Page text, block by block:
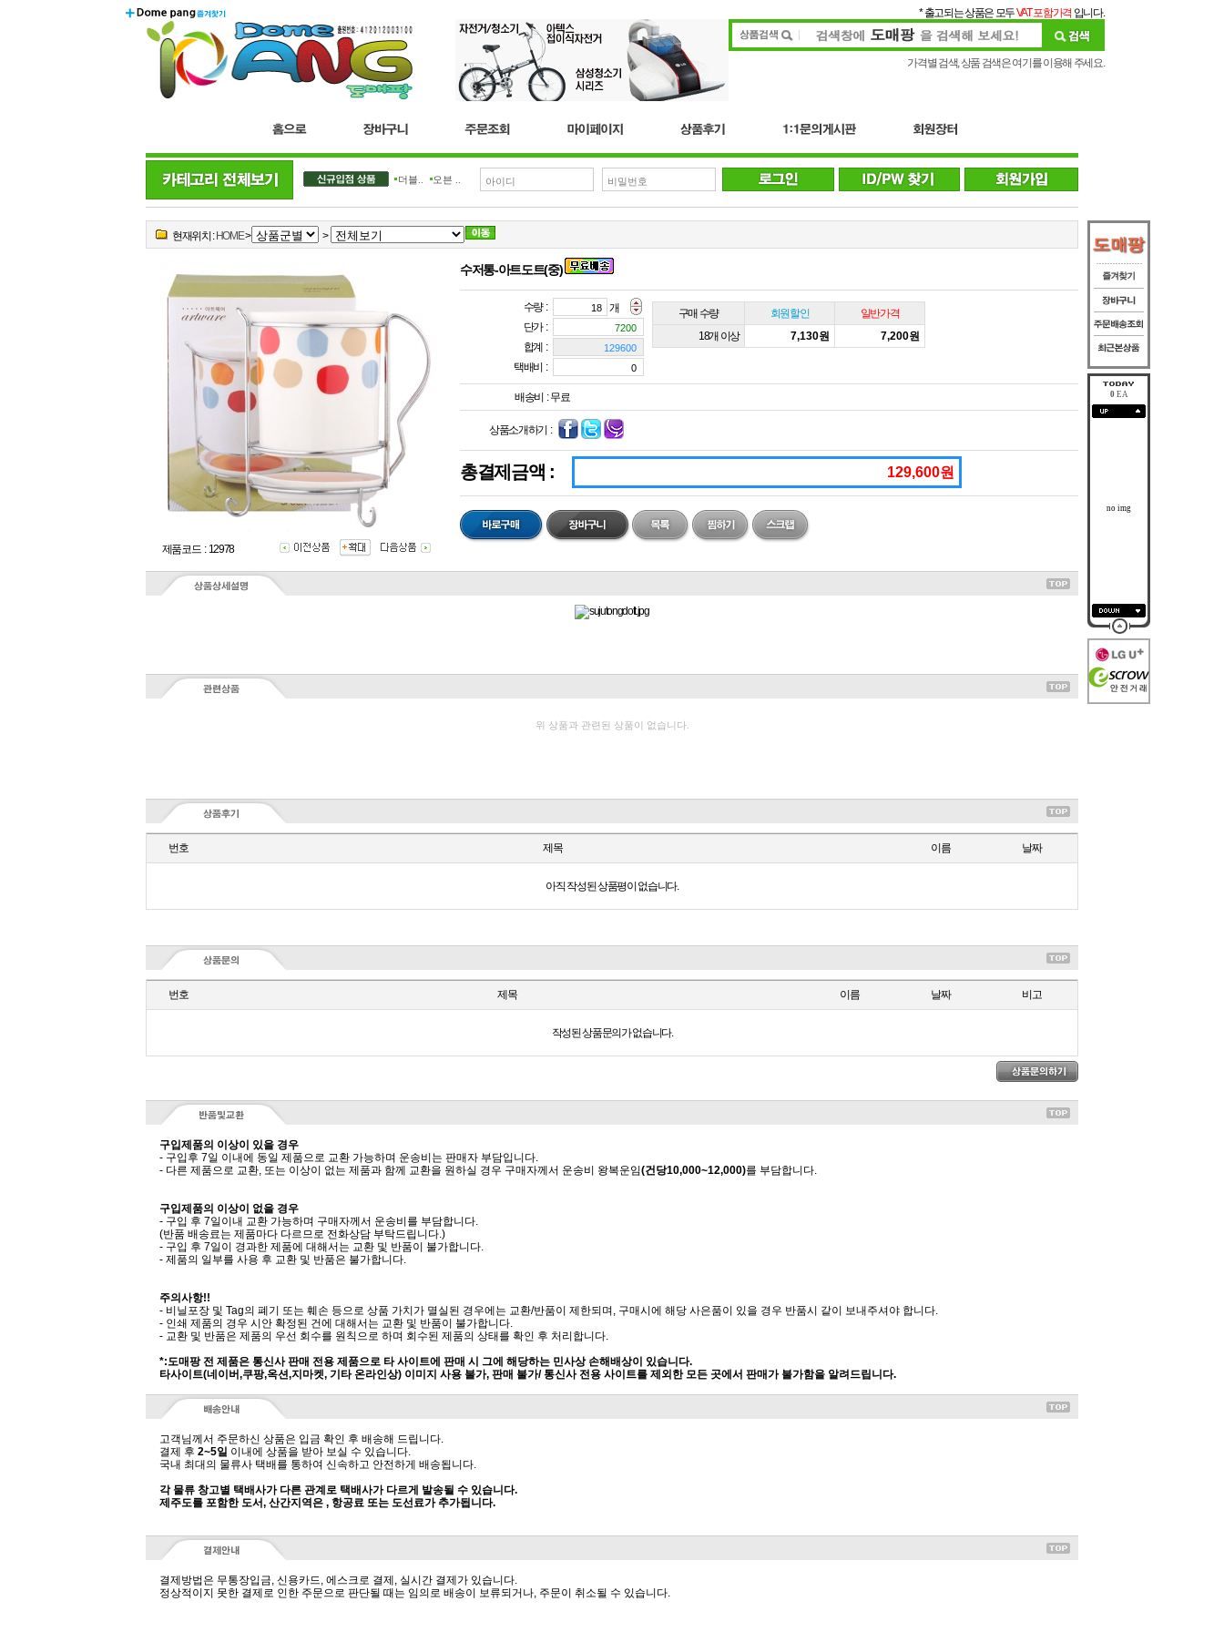
* 출고되는 상품은 모두VAT 포함가격 입니다.
가격별 검색, 상품 검색은 여기를 이용해 주세요.
더블.. 오븐 ..
현재위치 : HOME> >
제품코드 : 12978
수저통-아트도트(중)
수량 :
개
단가 :
합계 :
택배비 :
구매 수량 회원할인
일반가격
18개 이상
7,130원 7,200원
배송비 : 무료
상품소개하기 :
총결제금액 : 129,600원
위 상품과 관련된 상품이 없습니다.
번호 제목 이름 날짜
아직 작성된 상품평이 없습니다.
번호 제목 이름 날짜 비고
작성된 상품문의가 없습니다.
구입제품의 이상이 있을 경우
- 구입후 7일 이내에 동일 제품으로 교환 가능하며 운송비는 판매자 부담입니다.
- 다른 제품으로 교환, 또는 이상이 없는 제품과 함께 교환을 원하실 경우 구매자께서 운송비 왕복운임(건당10,000~12,000)를 부담합니다.
구입제품의 이상이 없을 경우
- 구입 후 7일이내 교환 가능하며 구매자께서 운송비를 부담합니다.
(반품 배송료는 제품마다 다르므로 전화상담 부탁드립니다.)
- 구입 후 7일이 경과한 제품에 대해서는 교환 및 반품이 불가합니다.
- 제품의 일부를 사용 후 교환 및 반품은 불가합니다.
주의사항!!
- 비닐포장 및 Tag의 폐기 또는 훼손 등으로 상품 가치가 멸실된 경우에는 교환/반품이 제한되며, 구매시에 해당 사은품이 있을 경우 반품시 같이 보내주셔야 합니다.
- 인쇄 제품의 경우 시안 확정된 건에 대해서는 교환 및 반품이 불가합니다.
- 교환 및 반품은 제품의 우선 회수를 원칙으로 하며 회수된 제품의 상태를 확인 후 처리합니다.
*:도매팡 전 제품은 통신사 판매 전용 제품으로 타 사이트에 판매 시 그에 해당하는 민사상 손해배상이 있습니다.
타사이트(네이버,쿠팡,옥션,지마켓, 기타 온라인상) 이미지 사용 불가, 판매 불가/ 통신사 전용 사이트를 제외한 모든 곳에서 판매가 불가함을 알려드립니다.
고객님께서 주문하신 상품은 입금 확인 후 배송해 드립니다.
결제 후 2~5일 이내에 상품을 받아 보실 수 있습니다.
국내 최대의 물류사 택배를 통하여 신속하고 안전하게 배송됩니다.
각 물류 창고별 택배사가 다른 관계로 택배사가 다르게 발송될 수 있습니다.
제주도를 포함한 도서, 산간지역은 , 항공료 또는 도선료가 추가됩니다.
결제방법은 무통장입금, 신용카드, 에스크로 결제, 실시간 결제가 있습니다.
정상적이지 못한 결제로 인한 주문으로 판단될 때는 임의로 배송이 보류되거나, 주문이 취소될 수 있습니다.
0EA
no img